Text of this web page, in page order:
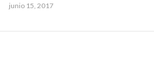
junio 15, 2017